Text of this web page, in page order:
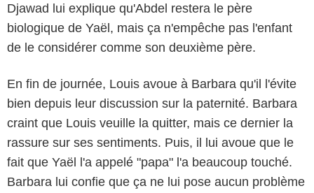
Djawad lui explique qu'Abdel restera le père
biologique de Yaël, mais ça n'empêche pas l'enfant
de le considérer comme son deuxième père.
En fin de journée, Louis avoue à Barbara qu'il l'évite
bien depuis leur discussion sur la paternité. Barbara
craint que Louis veuille la quitter, mais ce dernier la
rassure sur ses sentiments. Puis, il lui avoue que le
fait que Yaël l'a appelé "papa" l'a beaucoup touché.
Barbara lui confie que ça ne lui pose aucun problème